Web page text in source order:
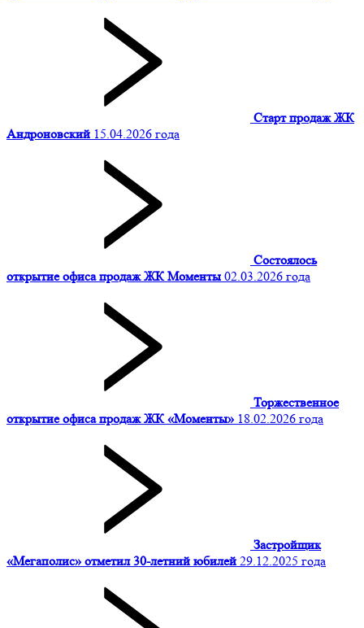
Старт продаж ЖК
Андроновский 15.04.2026 года
Состоялось
открытие офиса продаж ЖК Моменты 02.03.2026 года
Торжественное
открытие офиса продаж ЖК «Моменты» 18.02.2026 года
Застройщик
«Мегаполис» отметил 30-летний юбилей 29.12.2025 года